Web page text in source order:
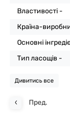
Властивості -
Країна-
Основні
Тип ласощів -
Дивитись все
Пред.